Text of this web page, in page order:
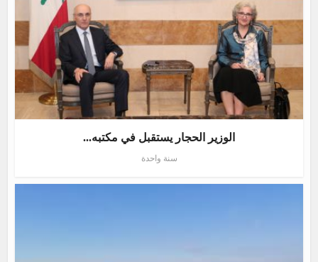
الوزير الحجار يستقبل في مكتبه...
سنة واحدة